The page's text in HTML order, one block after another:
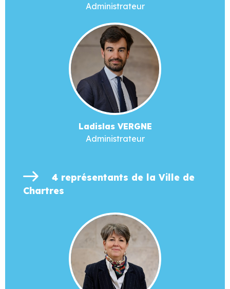
Administrateur
Ladislas VERGNE
Administrateur
4 représentants de la Ville de
Chartres